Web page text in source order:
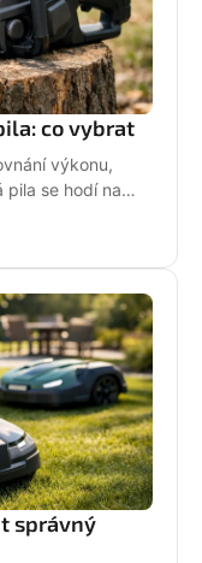
co vybrat
výkonu,
se hodí na
správný